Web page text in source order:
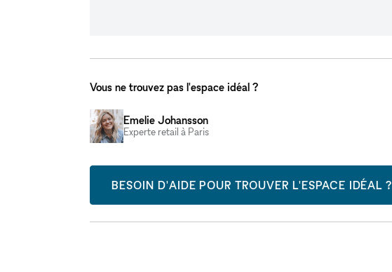
Vous ne trouvez pas l'espace idéal ?
Emelie Johansson
Experte retail à Paris
BESOIN D'AIDE POUR TROUVER L'ESPACE IDÉAL ?